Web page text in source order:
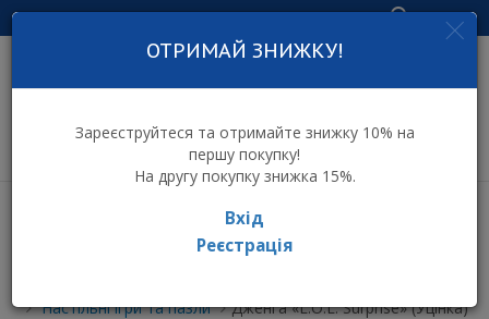
Увійти
інтернет-магазин
ОТРИМАЙ ЗНИЖКУ!
Зареєструйтеся та отримайте знижку 10% на
першу покупку!
На другу покупку знижка 15%.
Вхід
Реєстрація
Настільні ігри та пазли
Дженга «L.O.L. Surprise» (Уцінка)